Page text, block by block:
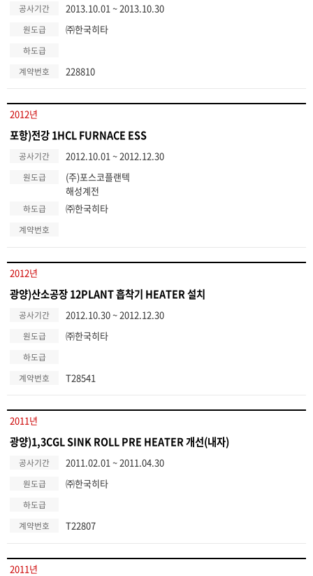
공사기간 2013.10.01 ~ 2013.10.30
원도급 ㈜한국히타
하도급
계약번호
228810
2012년
포항)전강 1HCL FURNACE ESS
공사기간 2012.10.01 ~ 2012.12.30
원도급
(주)포스코플랜텍
해성계전
하도급 ㈜한국히타
계약번호
2012년
광양)산소공장 12PLANT 흡착기 HEATER 설치
공사기간 2012.10.30 ~ 2012.12.30
원도급 ㈜한국히타
하도급
계약번호
T28541
2011년
광양)1,3CGL SINK ROLL PRE HEATER 개선(내자)
공사기간 2011.02.01 ~ 2011.04.30
원도급 ㈜한국히타
하도급
계약번호
T22807
2011년